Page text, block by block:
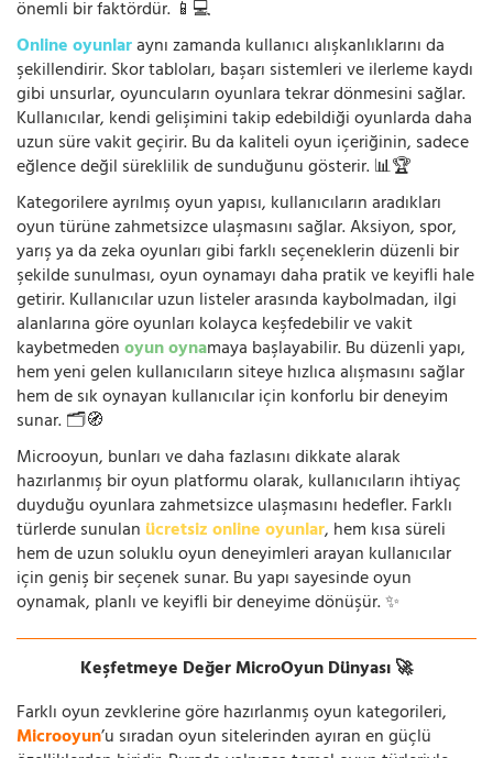
önemli bir faktördür. 📱💻
Online oyunlaraynı zamanda kullanıcı alışkanlıklarını da
şekillendirir. Skor tabloları, başarı sistemleri ve ilerleme kaydı
gibi unsurlar, oyuncuların oyunlara tekrar dönmesini sağlar.
Kullanıcılar, kendi gelişimini takip edebildiği oyunlarda daha
uzun süre vakit geçirir. Bu da kaliteli oyun içeriğinin, sadece
eğlence değil süreklilik de sunduğunu gösterir. 📊🏆
Kategorilere ayrılmış oyun yapısı, kullanıcıların aradıkları
oyun türüne zahmetsizce ulaşmasını sağlar. Aksiyon, spor,
yarış ya da zeka oyunları gibi farklı seçeneklerin düzenli bir
şekilde sunulması, oyun oynamayı daha pratik ve keyifli hale
getirir. Kullanıcılar uzun listeler arasında kaybolmadan, ilgi
alanlarına göre oyunları kolayca keşfedebilir ve vakit
kaybetmedenoyun oynamaya başlayabilir. Bu düzenli yapı,
hem yeni gelen kullanıcıların siteye hızlıca alışmasını sağlar
hem de sık oynayan kullanıcılar için konforlu bir deneyim
sunar. 🗂️🧭
Microoyun, bunları ve daha fazlasını dikkate alarak
hazırlanmış bir oyun platformu olarak, kullanıcıların ihtiyaç
duyduğu oyunlara zahmetsizce ulaşmasını hedefler. Farklı
türlerde sunulan ücretsiz online oyunlar, hem kısa süreli
hem de uzun soluklu oyun deneyimleri arayan kullanıcılar
için geniş bir seçenek sunar. Bu yapı sayesinde oyun
oynamak, planlı ve keyifli bir deneyime dönüşür. ✨
Keşfetmeye Değer MicroOyun Dünyası 🚀
Farklı oyun zevklerine göre hazırlanmış oyun kategorileri,
Microoyun’u sıradan oyun sitelerinden ayıran en güçlü